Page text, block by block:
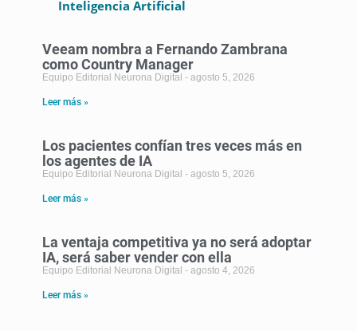
Inteligencia Artificial
Veeam nombra a Fernando Zambrana
como Country Manager
Equipo Editorial Neurona Digital agosto 5, 2026
Leer más »
Los pacientes confían tres veces más en
los agentes de IA
Equipo Editorial Neurona Digital agosto 5, 2026
Leer más »
La ventaja competitiva ya no será adoptar
IA, será saber vender con ella
Equipo Editorial Neurona Digital agosto 4, 2026
Leer más »